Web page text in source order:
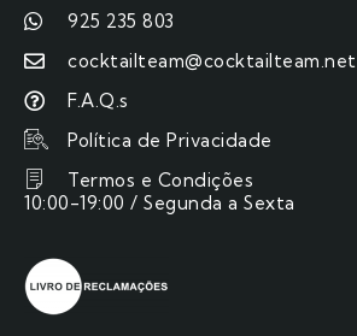
925 235 803
cocktailteam@cocktailteam.net
F.A.Q.s
Política de Privacidade
Termos e Condições
10:00-19:00 / Segunda a Sexta